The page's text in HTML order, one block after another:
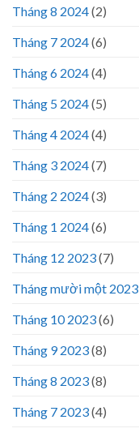
Tháng 8 2024(2)
Tháng 7 2024(6)
Tháng 6 2024(4)
Tháng 5 2024(5)
Tháng 4 2024(4)
Tháng 3 2024(7)
Tháng 2 2024(3)
Tháng 1 2024(6)
Tháng 12 2023(7)
Tháng mười một 2023
Tháng 10 2023(6)
Tháng 9 2023(8)
Tháng 8 2023(8)
Tháng 7 2023(4)